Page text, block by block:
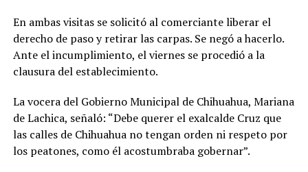
En ambas visitas se solicitó al comerciante liberar el
derecho de paso y retirar las carpas. Se negó a hacerlo.
Ante el incumplimiento, el viernes se procedió a la
clausura del establecimiento.
La vocera del Gobierno Municipal de Chihuahua, Mariana
de Lachica, señaló: “Debe querer el exalcalde Cruz que
las calles de Chihuahua no tengan orden ni respeto por
los peatones, como él acostumbraba gobernar”.